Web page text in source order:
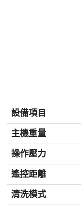
設備項目
主機重量
操作壓力
遙控距離
清洗模式